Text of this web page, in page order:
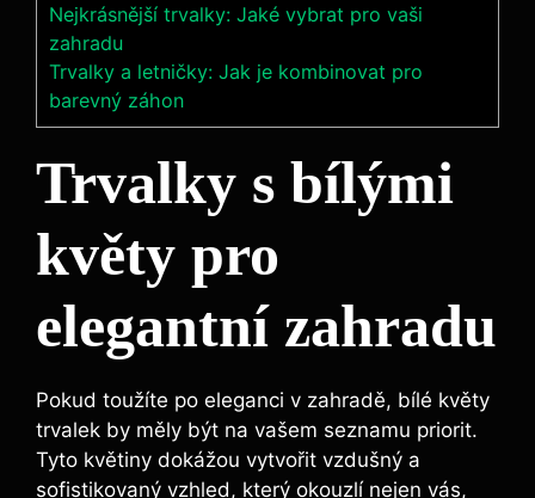
Nejkrásnější trvalky: Jaké vybrat pro vaši
zahradu
Trvalky a letničky: Jak je kombinovat pro
barevný záhon
Trvalky s⁣ bílými
květy pro
elegantní‍ zahradu
Pokud toužíte po eleganci v zahradě,⁤ bílé květy
trvalek by měly být na ‌vašem seznamu priorit.
Tyto květiny dokážou vytvořit vzdušný a⁣
sofistikovaný vzhled, který okouzlí ⁢nejen vás,